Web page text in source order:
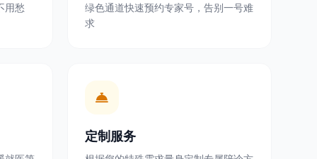
用愁
绿色通道快速预约专家号，告别一号难
求
定制服务